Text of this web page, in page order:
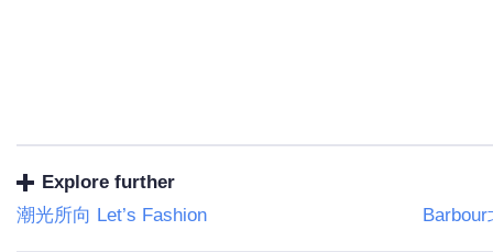
Explore further
潮光所向 Let’s Fashion